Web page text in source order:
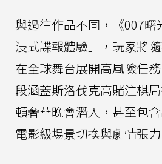
與過往作品不同，《007
浸式諜報體驗」，玩家將
在全球舞台展開高風險任
段涵蓋斯洛伐克高賭注棋
頓奢華晚會潛入，甚至包
電影級場景切換與劇情張力